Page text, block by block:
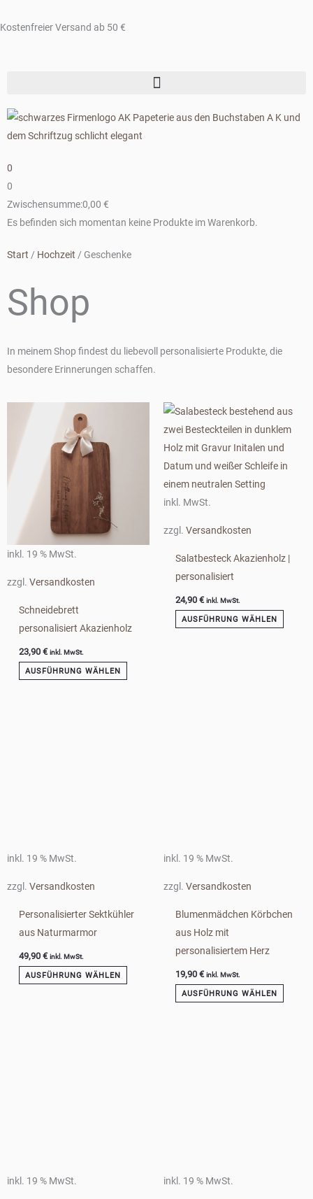
Inhalt
Kostenfreier Versand ab 50 €
0
0
Zwischensumme:0,00 €
Es befinden sich momentan keine Produkte im Warenkorb.
Start / Hochzeit / Geschenke
Shop
In meinem Shop findest du liebevoll personalisierte Produkte, die
besondere Erinnerungen schaffen.
inkl. 19 % MwSt.
zzgl. Versandkosten
Schneidebrett
personalisiert Akazienholz
23,90 € inkl. MwSt.
AUSFÜHRUNG WÄHLEN
inkl. MwSt.
zzgl. Versandkosten
Salatbesteck Akazienholz |
personalisiert
24,90 € inkl. MwSt.
AUSFÜHRUNG WÄHLEN
Dieses
Produkt
weist
mehrere
Varianten
auf.
Optionen
können
auf
Produktseite
gewählt
inkl. 19 % MwSt.
zzgl. Versandkosten
Personalisierter Sektkühler
aus Naturmarmor
49,90 € inkl. MwSt.
AUSFÜHRUNG WÄHLEN
inkl. 19 % MwSt.
zzgl. Versandkosten
Blumenmädchen Körbchen
aus Holz mit
personalisiertem Herz
19,90 € inkl. MwSt.
AUSFÜHRUNG WÄHLEN
inkl. 19 % MwSt. inkl. 19 % MwSt.